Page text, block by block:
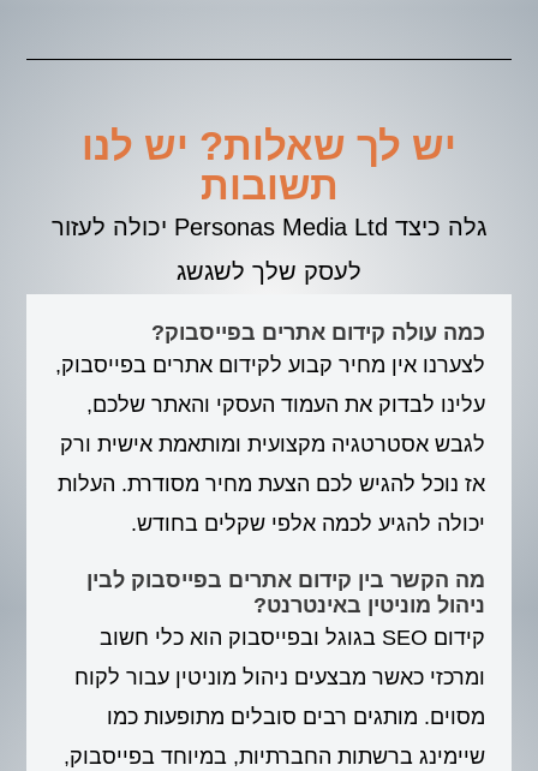
יש לך שאלות? יש לנו
תשובות
גלה כיצד Personas Media Ltd יכולה לעזור
לעסק שלך לשגשג
כמה עולה קידום אתרים בפייסבוק?
לצערנו אין מחיר קבוע לקידום אתרים בפייסבוק,
עלינו לבדוק את העמוד העסקי והאתר שלכם,
לגבש אסטרטגיה מקצועית ומותאמת אישית ורק
אז נוכל להגיש לכם הצעת מחיר מסודרת. העלות
יכולה להגיע לכמה אלפי שקלים בחודש.
מה הקשר בין קידום אתרים בפייסבוק לבין
ניהול מוניטין באינטרנט?
קידום SEO בגוגל ובפייסבוק הוא כלי חשוב
ומרכזי כאשר מבצעים ניהול מוניטין עבור לקוח
מסוים. מותגים רבים סובלים מתופעות כמו
שיימינג ברשתות החברתיות, במיוחד בפייסבוק,